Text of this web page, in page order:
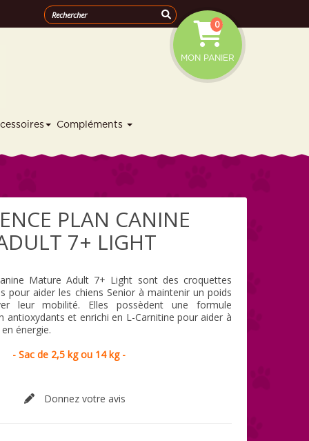
MON PANIER
0
Compléments
PLAN CANINE
7+ LIGHT
Mature Adult 7+ Light sont des croquettes
pour aider les chiens Senior à maintenir un poids
leur mobilité. Elles possèdent une formule
antioxydants et enrichi en L-Carnitine pour aider à
énergie.
- Sac de 2,5 kg ou 14 kg -
Donnez votre avis